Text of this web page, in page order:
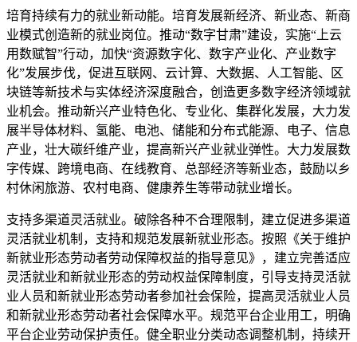
培育持续有力的就业新动能。培育发展新经济、新业态、新商
业模式创造新的就业岗位。推动“数字甘肃”建设，实施“上云
用数赋智”行动，加快“资源数字化、数字产业化、产业数字
化”发展步伐，促进互联网、云计算、大数据、人工智能、区
块链等新技术与实体经济深度融合，创造更多数字经济领域就
业机会。推动新兴产业特色化、专业化、集群化发展，大力发
展半导体材料、氢能、电池、储能和分布式能源、电子、信息
产业，壮大碳纤维产业，提高新兴产业就业弹性。大力发展数
字传媒、跨境电商、在线教育、总部经济等新业态，鼓励以乡
村休闲旅游、农村电商、健康养生等带动就业增长。
支持多渠道灵活就业。破除各种不合理限制，建立促进多渠道
灵活就业机制，支持和规范发展新就业形态。按照《关于维护
新就业形态劳动者劳动保障权益的指导意见》，建立完善适应
灵活就业和新就业形态的劳动权益保障制度，引导支持灵活就
业人员和新就业形态劳动者参加社会保险，提高灵活就业人员
和新就业形态劳动者社会保障水平。规范平台企业用工，明确
平台企业劳动保护责任。健全职业分类动态调整机制，持续开